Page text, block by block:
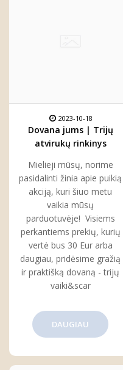
2023-10-18
Dovana jums | Trijų
atvirukų rinkinys
Mielieji mūsų, norime
pasidalinti žinia apie puikią
akciją, kuri šiuo metu
vaikia mūsų
parduotuvėje! Visiems
perkantiems prekių, kurių
vertė bus 30 Eur arba
daugiau, pridėsime gražią
ir praktišką dovaną - trijų
vaiki&scar
DAUGIAU